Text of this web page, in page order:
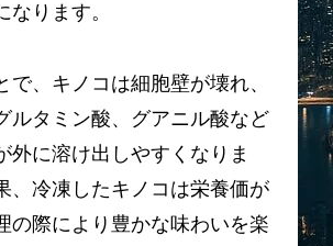
なります。
で、キノコは細胞壁が壊れ、
ルタミン酸、グアニル酸など
外に溶け出しやすくなりま
、冷凍したキノコは栄養価が
の際により豊かな味わいを楽